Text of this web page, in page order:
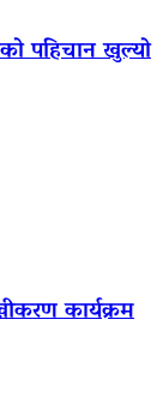
पहिचान खुल्यो
कार्यक्रम